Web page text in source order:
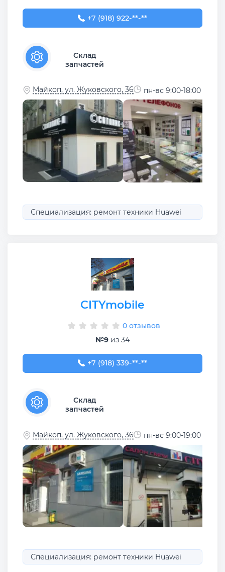
+7 (918) 922-24-24
+7 (918) 922-**-**
Склад
запчастей
Майкоп, ул. Жуковского, 36 пн-вс 9:00-18:00
Специализация: ремонт техники Huawei
CITYmobile
0 отзывов
№9 из 34
+7 (918) 339-03-03
+7 (918) 339-**-**
Склад
запчастей
Майкоп, ул. Жуковского, 36 пн-вс 9:00-19:00
Специализация: ремонт техники Huawei